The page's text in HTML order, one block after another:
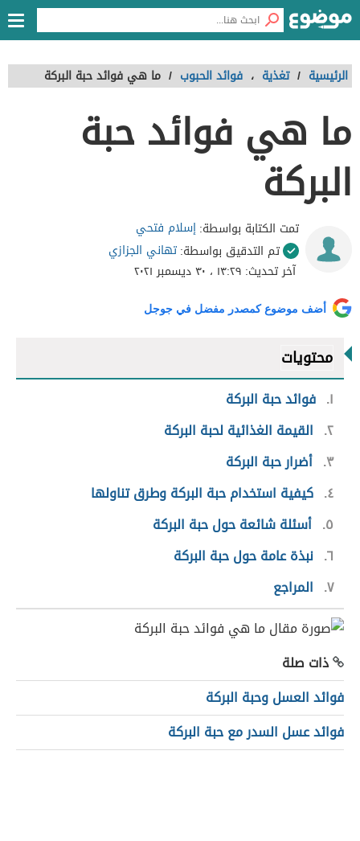
الرئيسية / تغذية ، فوائد الحبوب / ما هي فوائد حبة البركة
ما هي فوائد حبة
البركة
تمت الكتابة بواسطة:إسلام فتحي
تم التدقيق بواسطة:تهاني الجزازي
آخر تحديث: ١٣:٢٩ ، ٣٠ ديسمبر ٢٠٢١
أضف موضوع كمصدر مفضل في جوجل
محتويات
١ فوائد حبة البركة
٢ القيمة الغذائية لحبة البركة
٣ أضرار حبة البركة
٤ كيفية استخدام حبة البركة وطرق تناولها
٥ أسئلة شائعة حول حبة البركة
٦ نبذة عامة حول حبة البركة
٧ المراجع
ذات صلة
فوائد العسل وحبة البركة
فوائد عسل السدر مع حبة البركة